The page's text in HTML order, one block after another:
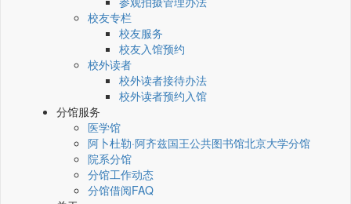
校友专栏
校友服务
校友入馆预约
校外读者
校外读者接待办法
校外读者预约入馆
分馆服务
医学馆
阿卜杜勒·阿齐兹国王公共图书馆北京大学分馆
院系分馆
分馆工作动态
分馆借阅FAQ